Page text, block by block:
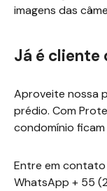
imagens das
Já é cliente
Aproveite nossa
prédio. Com
condomínio
Entre em
WhatsApp + 55